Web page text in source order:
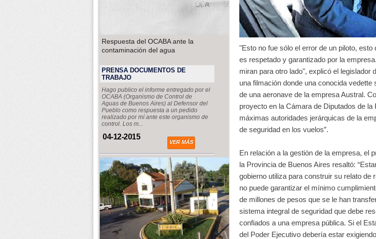
Respuesta del OCABA ante la
contaminación del agua
PRENSA DOCUMENTOS DE
TRABAJO
Hago publico el informe entregado por el
OCABA (Organismo de Control de
Aguas de Buenos Aires) al Defensor del
Pueblo como respuesta a un pedido
realizado por mí ante este organismo de
control. Los m...
04-12-2015
VER MÁS
"Esto no fue sólo el error de un piloto,
es respetado y garantizado por la
miran para otro lado", explicó el legislador
una filmación donde una conocida
de una aeronave de la empresa Austral.
proyecto en la Cámara de Diputados de
máximas autoridades jerárquicas de la
de seguridad en los vuelos”.
En relación a la gestión de la empresa, el
la Provincia de Buenos Aires resaltó:
gobierno utiliza para construir su relato de
no puede garantizar el mínimo
de millones de pesos que se le han
sistema integral de seguridad que debe
confiados a una empresa pública. Si el
del Poder Ejecutivo debería estar